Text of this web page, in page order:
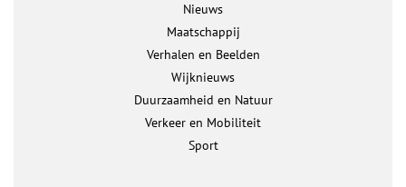
Nieuws
Maatschappij
Verhalen en Beelden
Wijknieuws
Duurzaamheid en Natuur
Verkeer en Mobiliteit
Sport